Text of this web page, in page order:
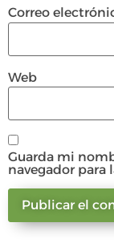
Correo
Web
Guarda mi
navegador para